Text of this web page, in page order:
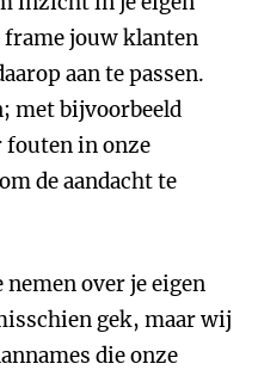
jouw klanten
aan te passen.
met bijvoorbeeld
fouten in onze
de aandacht te
over je eigen
gek, maar wij
die onze